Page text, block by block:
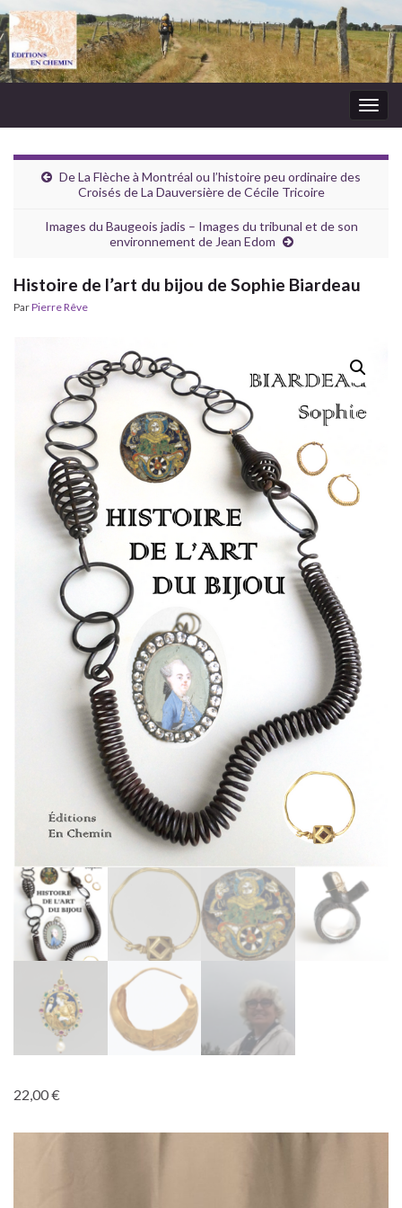
De La Flèche à Montréal ou l’histoire peu ordinaire des
Croisés de La Dauversière de Cécile Tricoire
Images du Baugeois jadis – Images du tribunal et de son
environnement de Jean Edom
Histoire de l’art du bijou de Sophie Biardeau
ParPierre Rêve
22,00€